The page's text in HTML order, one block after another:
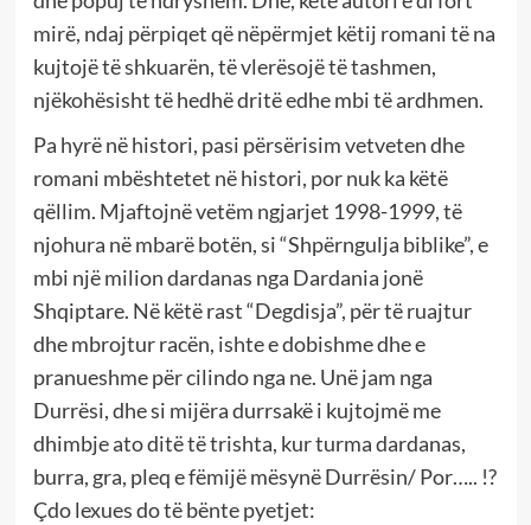
mirë, ndaj përpiqet që nëpërmjet këtij romani të na
kujtojë të shkuarën, të vlerësojë të tashmen,
njëkohësisht të hedhë dritë edhe mbi të ardhmen.
Pa hyrë në histori, pasi përsërisim vetveten dhe
romani mbështetet në histori, por nuk ka këtë
qëllim. Mjaftojnë vetëm ngjarjet 1998-1999, të
njohura në mbarë botën, si “Shpërngulja biblike”, e
mbi një milion dardanas nga Dardania jonë
Shqiptare. Në këtë rast “Degdisja”, për të ruajtur
dhe mbrojtur racën, ishte e dobishme dhe e
pranueshme për cilindo nga ne. Unë jam nga
Durrësi, dhe si mijëra durrsakë i kujtojmë me
dhimbje ato ditë të trishta, kur turma dardanas,
burra, gra, pleq e fëmijë mësynë Durrësin/ Por….. !?
Çdo lexues do të bënte pyetjet: